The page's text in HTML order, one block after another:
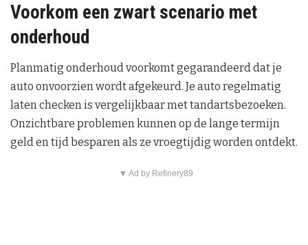
Voorkom een zwart scenario met
onderhoud
Planmatig onderhoud voorkomt gegarandeerd dat je
auto onvoorzien wordt afgekeurd. Je auto regelmatig
laten checken is vergelijkbaar met tandartsbezoeken.
Onzichtbare problemen kunnen op de lange termijn
geld en tijd besparen als ze vroegtijdig worden ontdekt.
▼ Ad by Refinery89